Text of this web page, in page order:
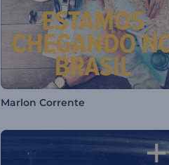
Marlon Corrente